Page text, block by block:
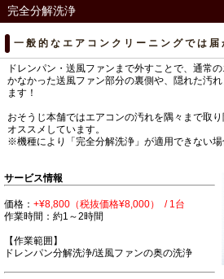
完全分解洗浄
一般的なエアコンクリーニングでは届
ドレンパン・送風ファンまで外すことで、通常
かなかった送風ファン部分の裏側や、隠れた汚
ます！
おそうじ本舗ではエアコンの汚れを隅々まで取
オススメしています。
※機種により「完全分解洗浄」が適用できない場
サービス情報
価格： +¥8,800（税抜価格¥8,000） / 1台
作業時間：約1～2時間
【作業範囲】
ドレンパン分解洗浄/送風ファンの奥の洗浄